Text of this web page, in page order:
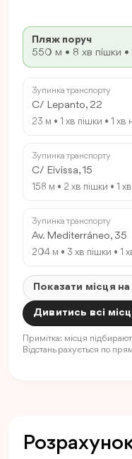
Пляж поруч
550 м • 8 хв пішки •
Зупинка транспорту
C/ Lepanto, 22
23 м • 1 хв пішки • 1 хв
Зупинка транспорту
C/ Eivissa, 15
158 м • 2 хв пішки • 1
Зупинка транспорту
Av. Mediterráneo, 35
204 м • 3 хв пішки • 1
Показати місця на
Дивитись всі
Примітка: місця
Відстань рахується по